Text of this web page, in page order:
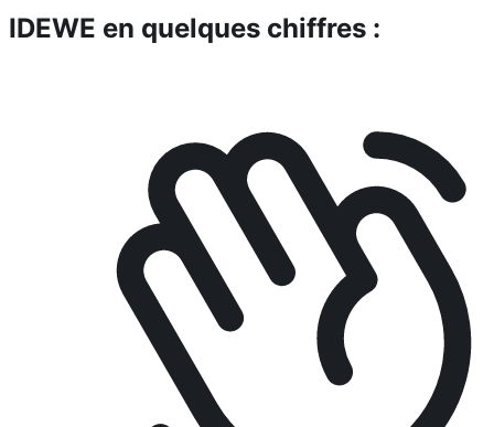
IDEWE en quelques chiffres :